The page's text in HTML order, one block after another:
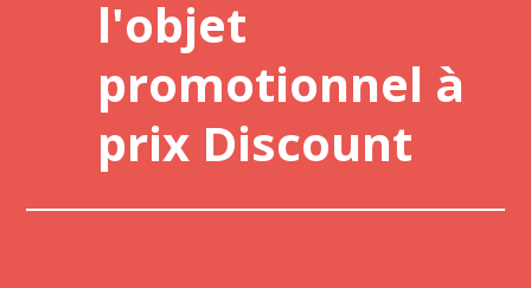
l'objet
promotionnel à
prix Discount